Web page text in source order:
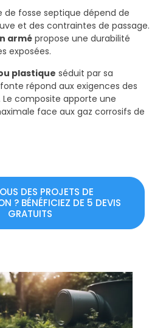
de fosse septique dépend de
et des contraintes de passage.
armé propose une durabilité
exposées.
plastique séduit par sa
répond aux exigences des
Le composite apporte une
face aux gaz corrosifs de
DES PROJETS DE
? BÉNÉFICIEZ DE 5 DEVIS
GRATUITS